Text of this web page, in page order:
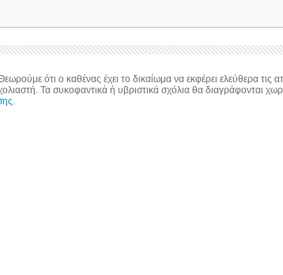
ότι ο καθένας έχει το δικαίωμα να εκφέρει ελεύθερα τις
Τα συκοφαντικά ή υβριστικά σχόλια θα διαγράφονται